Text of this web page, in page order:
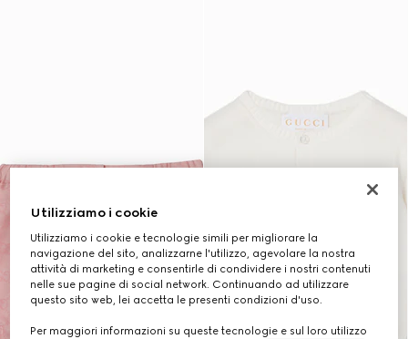
Utilizziamo i cookie
Utilizziamo i cookie e tecnologie simili per migliorare la
navigazione del sito, analizzarne l'utilizzo, agevolare la nostra
attività di marketing e consentirle di condividere i nostri contenuti
nelle sue pagine di social network. Continuando ad utilizzare
questo sito web, lei accetta le presenti condizioni d'uso.
Per maggiori informazioni su queste tecnologie e sul loro utilizzo